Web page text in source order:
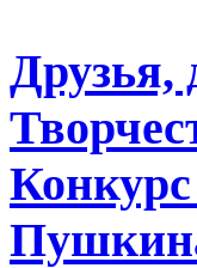
Друзья,